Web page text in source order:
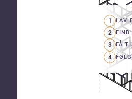
1 LAV
2
3 FÅ
4